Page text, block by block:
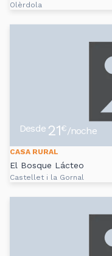
Olèrdola
Desde 21€/noche
CASA RURAL
El Bosque Lácteo
Castellet i la Gornal